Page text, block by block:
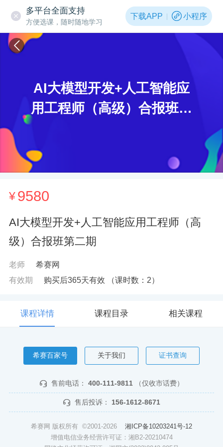
多平台全面支持
方便选课，随时随地学习
下载APP 小程序
AI大模型开发+人工智能应
用工程师（高级）合报班第
¥9580
AI大模型开发+人工智能应用工程师（高
级）合报班第二期
老师
希赛网
有效期
购买后365天有效 （课时数： 2）
课程详情 课程目录 相关课程
希赛百家号 关于我们 证书查询
售前电话： 400-111-9811 （仅收市话费）
售后投诉： 156-1612-8671
希赛网 版权所有 ©2001-2026 湘ICP备10203241号-12
增值电信业务经营许可证：湘B2-20210474